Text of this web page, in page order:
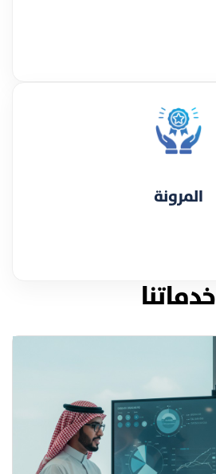
المرونة
خدماتنا